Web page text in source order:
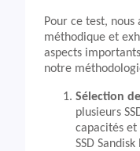
Pour ce test,
méthodique et
aspects
notre
Sélection
plusieurs
capacités
SSD